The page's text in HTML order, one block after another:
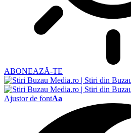
ABONEAZĂ-TE
Ajustor de fontAa